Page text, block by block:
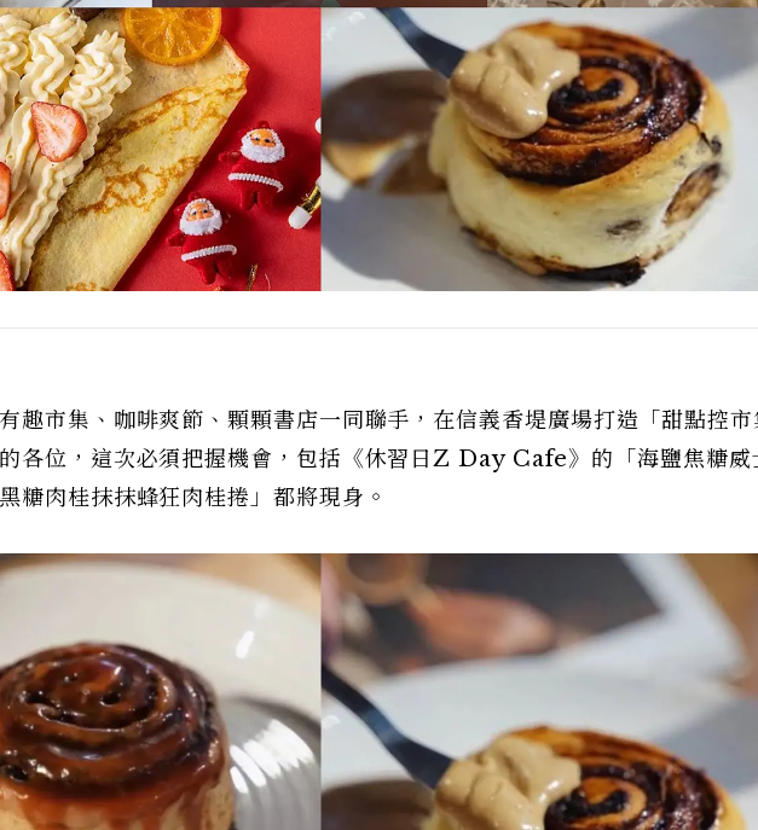
趣市集、咖啡爽節、顆顆書店一同聯手，在信義香堤廣場打造「甜點控
的各位，這次必須把握機會，包括《休習日Z Day Cafe》的「海鹽焦糖威
糖肉桂抹抹蜂狂肉桂捲」都將現身。